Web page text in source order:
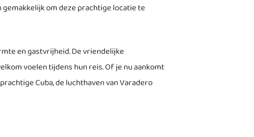
om deze prachtige locatie te
en gastvrijheid. De vriendelijke
voelen tijdens hun reis. Of je nu aankomt
Cuba, de luchthaven van Varadero